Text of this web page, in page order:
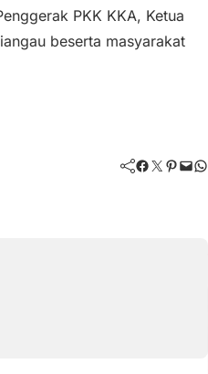
PKK KKA, Ketua
beserta masyarakat
Facebook Twitter Pinterest Mail WhatsApp